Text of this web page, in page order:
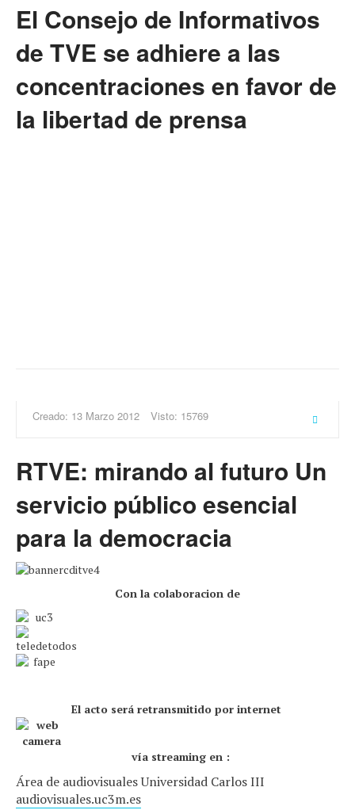
El Consejo de Informativos
de TVE se adhiere a las
concentraciones en favor de
la libertad de prensa
Creado: 13 Marzo 2012 Visto: 15769
RTVE: mirando al futuro Un
servicio público esencial
para la democracia
Con la colaboracion de
El acto será retransmitido por internet
vía streaming en :
Área de audiovisuales Universidad Carlos III
audiovisuales.uc3m.es